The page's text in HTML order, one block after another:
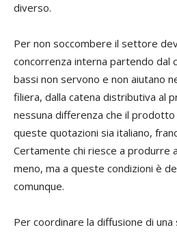
diverso.
Per non soccombere il settore
concorrenza interna partendo dal
bassi non servono e non aiutano
filiera, dalla catena distributiva al
nessuna differenza che il
queste quotazioni sia italiano,
Certamente chi riesce a produrre
meno, ma a queste condizioni è
comunque.
Per coordinare la diffusione di